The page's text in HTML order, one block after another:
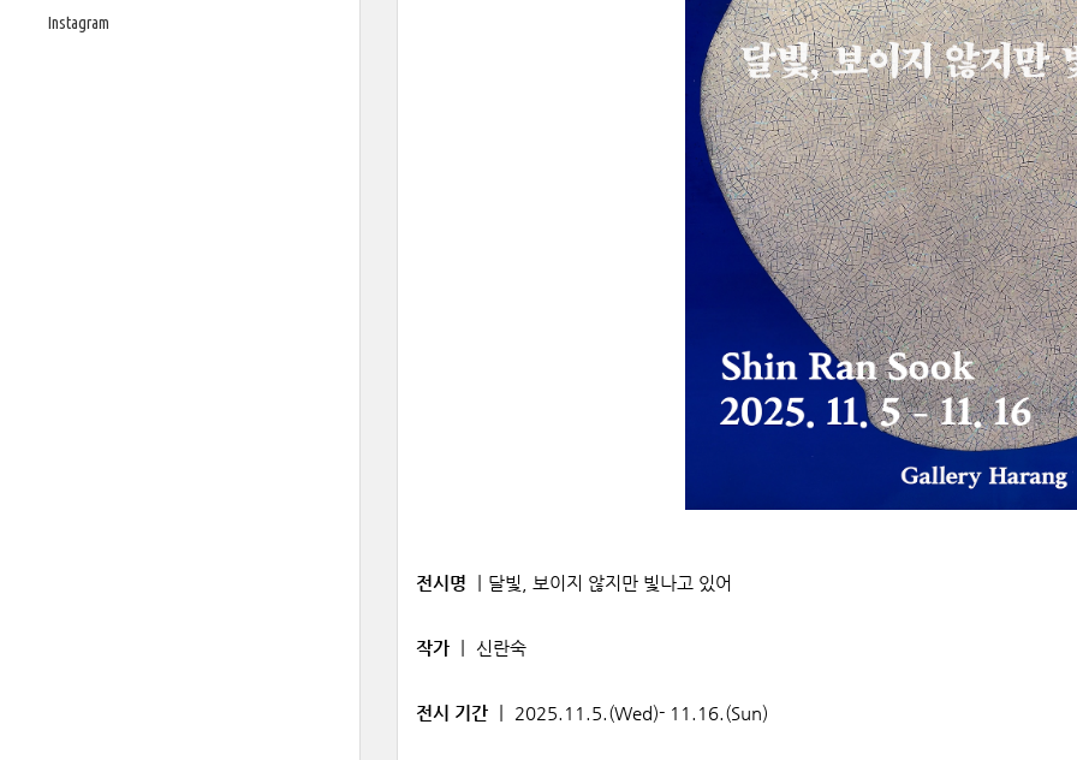
Instagram
전시명 ㅣ달빛, 보이지 않지만 빛나고 있어
작가 ㅣ 신란숙
전시 기간 2025.11.5.(Wed)- 11.16.(Sun)